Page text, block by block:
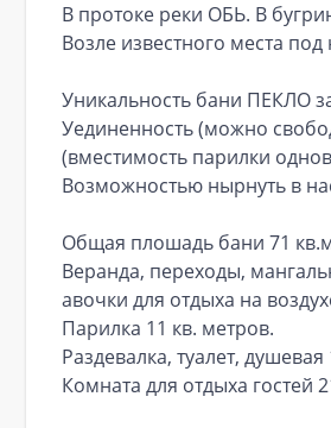
В протоке реки ОБЬ. В
Возле известного места
Уникальность бани ПЕКЛО
Уединенность (можно
(вместимость парилки
Возможностью нырнуть в
Общая плошадь бани 71
Веранда, переходы,
авочки для отдыха на
Парилка 11 кв. метров.
Раздевалка, туалет,
Комната для отдыха гостей